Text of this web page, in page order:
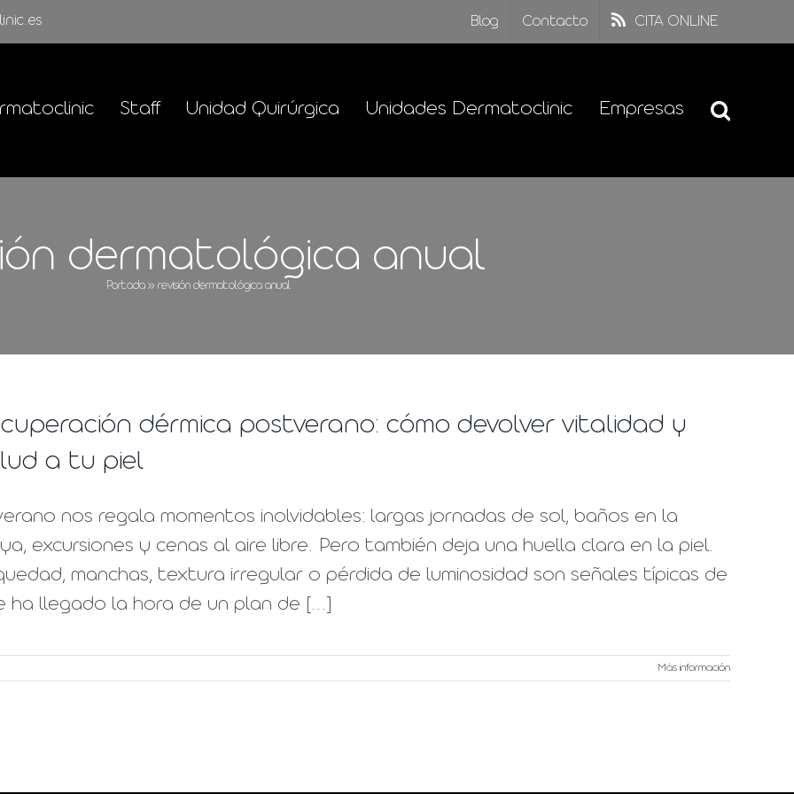
Blog Contacto CITA ONLINE
Staff Unidad Quirúrgica Unidades Dermatoclinic Empresas
dermatológica anual
Portada » revisión dermatológica anual
dérmica postverano: cómo devolver vitalidad y
a tu piel
nos regala momentos inolvidables: largas jornadas de sol, baños en la
excursiones y cenas al aire libre. Pero también deja una huella clara en la piel.
manchas, textura irregular o pérdida de luminosidad son señales típicas de
ha llegado la hora de un plan de [...]
Más información